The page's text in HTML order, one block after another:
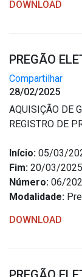
DOWNLOAD
PREGÃO
Compartilhar
28/02/2025
AQUISIÇÃO DE
REGISTRO DE
Início: 05/03/
Fim: 20/03/2025
Número: 06/
Modalidade:
DOWNLOAD